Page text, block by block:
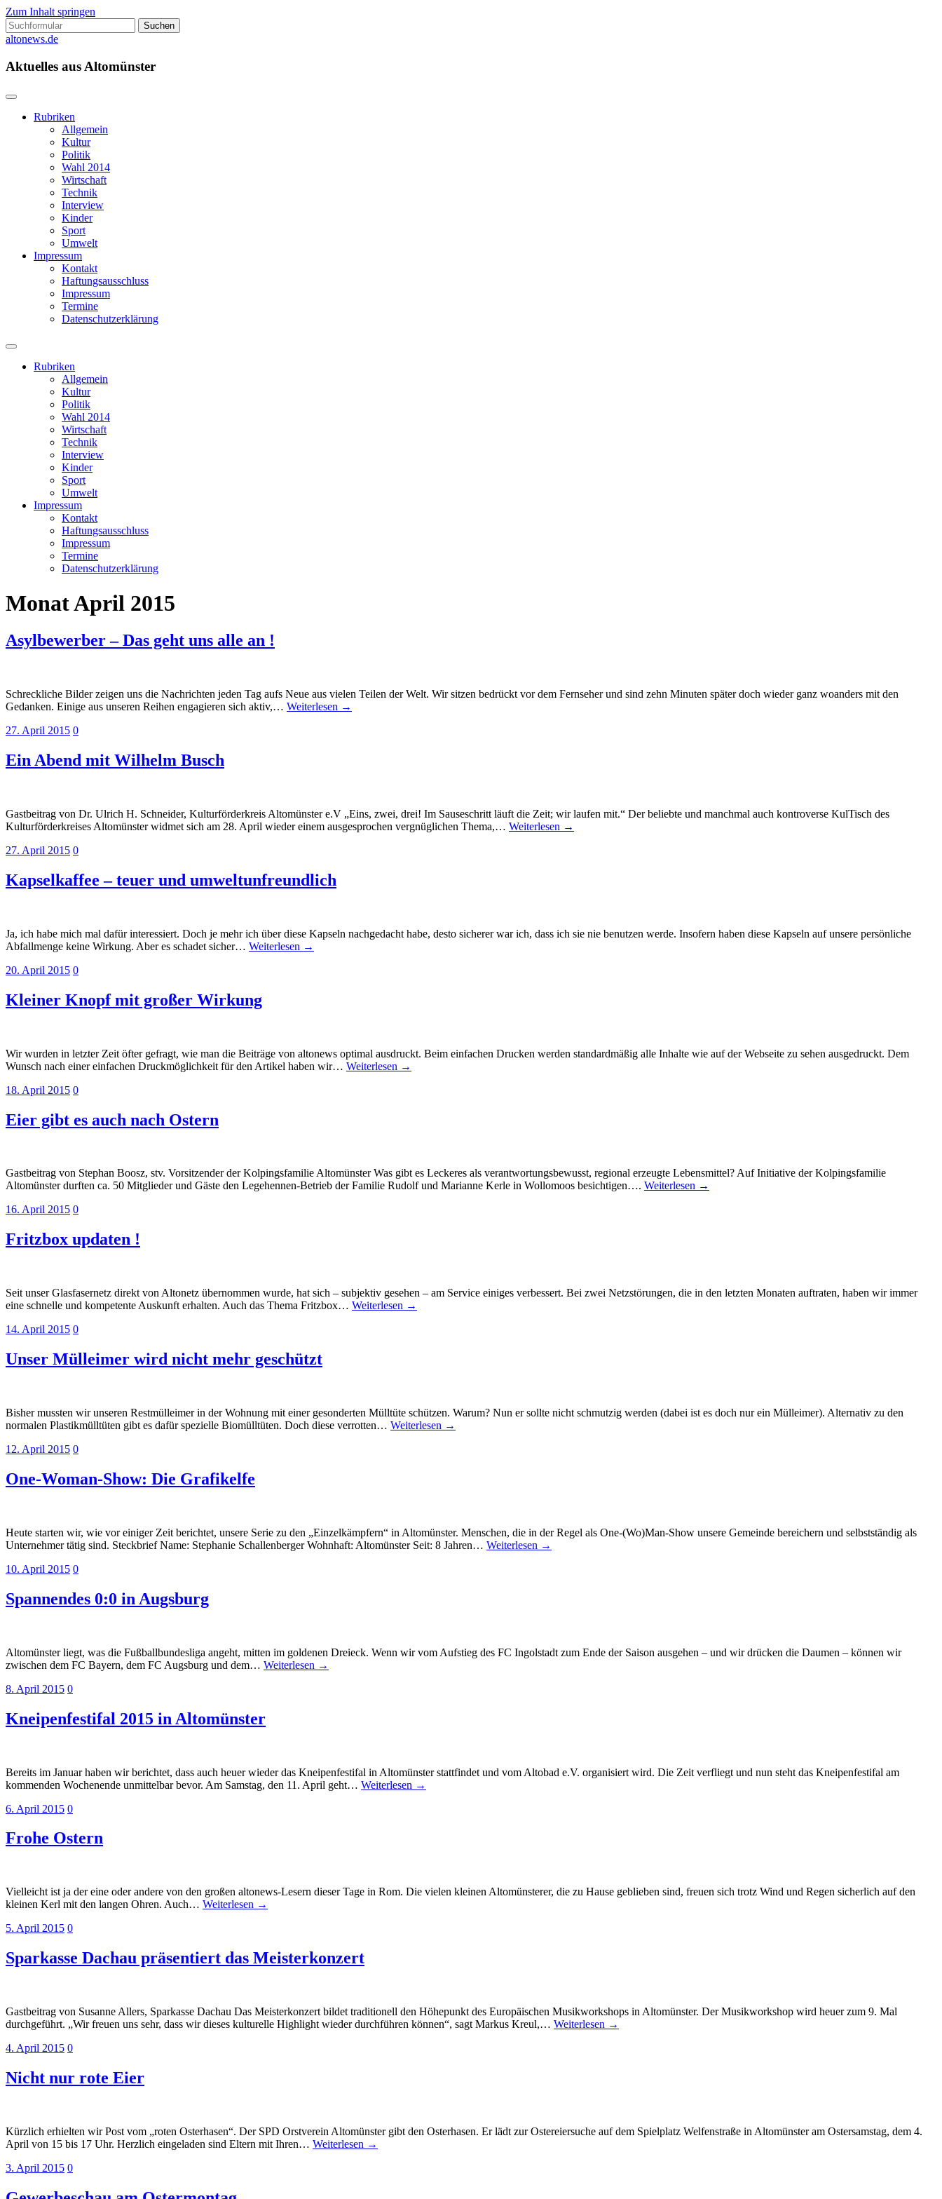
Zum Inhalt springen
Suchen
nach:
altonews.de
Aktuelles aus Altomünster
Rubriken
Allgemein
Kultur
Politik
Wahl 2014
Wirtschaft
Technik
Interview
Kinder
Sport
Umwelt
Impressum
Kontakt
Haftungsausschluss
Impressum
Termine
Datenschutzerklärung
Suchfeld
ein-/ausblenden
Rubriken
Allgemein
Kultur
Politik
Wahl 2014
Wirtschaft
Technik
Interview
Kinder
Sport
Umwelt
Impressum
Kontakt
Haftungsausschluss
Impressum
Termine
Datenschutzerklärung
MonatApril 2015
Asylbewerber – Das geht uns alle an !
Schreckliche Bilder zeigen uns die Nachrichten jeden Tag aufs Neue aus vielen Teilen der Welt. Wir sitzen bedrückt vor dem Fernseher und sind zehn Minuten später doch wieder ganz woanders mit den
Gedanken. Einige aus unseren Reihen engagieren sich aktiv,… Weiterlesen →
27. April 2015 0
Ein Abend mit Wilhelm Busch
Gastbeitrag von Dr. Ulrich H. Schneider, Kulturförderkreis Altomünster e.V „Eins, zwei, drei! Im Sauseschritt läuft die Zeit; wir laufen mit.“ Der beliebte und manchmal auch kontroverse KulTisch des
Kulturförderkreises Altomünster widmet sich am 28. April wieder einem ausgesprochen vergnüglichen Thema,… Weiterlesen →
27. April 2015 0
Kapselkaffee – teuer und umweltunfreundlich
Ja, ich habe mich mal dafür interessiert. Doch je mehr ich über diese Kapseln nachgedacht habe, desto sicherer war ich, dass ich sie nie benutzen werde. Insofern haben diese Kapseln auf unsere persönliche
Abfallmenge keine Wirkung. Aber es schadet sicher… Weiterlesen →
20. April 2015 0
Kleiner Knopf mit großer Wirkung
Wir wurden in letzter Zeit öfter gefragt, wie man die Beiträge von altonews optimal ausdruckt. Beim einfachen Drucken werden standardmäßig alle Inhalte wie auf der Webseite zu sehen ausgedruckt. Dem
Wunsch nach einer einfachen Druckmöglichkeit für den Artikel haben wir… Weiterlesen →
18. April 2015 0
Eier gibt es auch nach Ostern
Gastbeitrag von Stephan Boosz, stv. Vorsitzender der Kolpingsfamilie Altomünster Was gibt es Leckeres als verantwortungsbewusst, regional erzeugte Lebensmittel? Auf Initiative der Kolpingsfamilie
Altomünster durften ca. 50 Mitglieder und Gäste den Legehennen-Betrieb der Familie Rudolf und Marianne Kerle in Wollomoos besichtigen…. Weiterlesen →
16. April 2015 0
Fritzbox updaten !
Seit unser Glasfasernetz direkt von Altonetz übernommen wurde, hat sich – subjektiv gesehen – am Service einiges verbessert. Bei zwei Netzstörungen, die in den letzten Monaten auftraten, haben wir immer
eine schnelle und kompetente Auskunft erhalten. Auch das Thema Fritzbox… Weiterlesen →
14. April 2015 0
Unser Mülleimer wird nicht mehr geschützt
Bisher mussten wir unseren Restmülleimer in der Wohnung mit einer gesonderten Mülltüte schützen. Warum? Nun er sollte nicht schmutzig werden (dabei ist es doch nur ein Mülleimer). Alternativ zu den
normalen Plastikmülltüten gibt es dafür spezielle Biomülltüten. Doch diese verrotten… Weiterlesen →
12. April 2015 0
One-Woman-Show: Die Grafikelfe
Heute starten wir, wie vor einiger Zeit berichtet, unsere Serie zu den „Einzelkämpfern“ in Altomünster. Menschen, die in der Regel als One-(Wo)Man-Show unsere Gemeinde bereichern und selbstständig als
Unternehmer tätig sind. Steckbrief Name: Stephanie Schallenberger Wohnhaft: Altomünster Seit: 8 Jahren… Weiterlesen →
10. April 2015 0
Spannendes 0:0 in Augsburg
Altomünster liegt, was die Fußballbundesliga angeht, mitten im goldenen Dreieck. Wenn wir vom Aufstieg des FC Ingolstadt zum Ende der Saison ausgehen – und wir drücken die Daumen – können wir
zwischen dem FC Bayern, dem FC Augsburg und dem… Weiterlesen →
8. April 2015 0
Kneipenfestifal 2015 in Altomünster
Bereits im Januar haben wir berichtet, dass auch heuer wieder das Kneipenfestifal in Altomünster stattfindet und vom Altobad e.V. organisiert wird. Die Zeit verfliegt und nun steht das Kneipenfestifal am
kommenden Wochenende unmittelbar bevor. Am Samstag, den 11. April geht… Weiterlesen →
6. April 2015 0
Frohe Ostern
Vielleicht ist ja der eine oder andere von den großen altonews-Lesern dieser Tage in Rom. Die vielen kleinen Altomünsterer, die zu Hause geblieben sind, freuen sich trotz Wind und Regen sicherlich auf den
kleinen Kerl mit den langen Ohren. Auch… Weiterlesen →
5. April 2015 0
Sparkasse Dachau präsentiert das Meisterkonzert
Gastbeitrag von Susanne Allers, Sparkasse Dachau Das Meisterkonzert bildet traditionell den Höhepunkt des Europäischen Musikworkshops in Altomünster. Der Musikworkshop wird heuer zum 9. Mal
durchgeführt. „Wir freuen uns sehr, dass wir dieses kulturelle Highlight wieder durchführen können“, sagt Markus Kreul,… Weiterlesen →
4. April 2015 0
Nicht nur rote Eier
Kürzlich erhielten wir Post vom „roten Osterhasen“. Der SPD Orstverein Altomünster gibt den Osterhasen. Er lädt zur Ostereiersuche auf dem Spielplatz Welfenstraße in Altomünster am Ostersamstag, dem 4.
April von 15 bis 17 Uhr. Herzlich eingeladen sind Eltern mit Ihren… Weiterlesen →
3. April 2015 0